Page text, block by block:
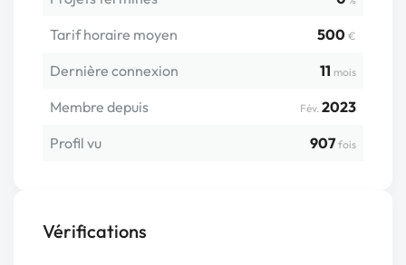
Tarif horaire moyen 500 €
Dernière connexion 11 mois
Membre depuis Fév. 2023
Profil vu
907 fois
Vérifications